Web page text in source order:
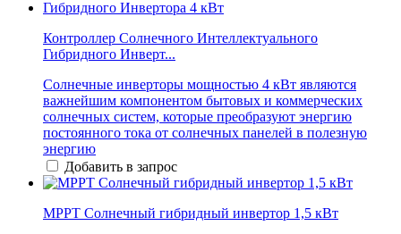
Контроллер Солнечного Интеллектуального
Гибридного Инверт...
Солнечные инверторы мощностью 4 кВт являются
важнейшим компонентом бытовых и коммерческих
солнечных систем, которые преобразуют энергию
постоянного тока от солнечных панелей в полезную
энергию
Добавить в запрос
MPPT Солнечный гибридный инвертор 1,5 кВт